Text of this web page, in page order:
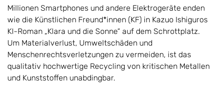
Millionen Smartphones und andere Elektrogeräte enden
wie die Künstlichen Freund*innen (KF) in Kazuo Ishiguros
KI-Roman „Klara und die Sonne“ auf dem Schrottplatz.
Um Materialverlust, Umweltschäden und
Menschenrechtsverletzungen zu vermeiden, ist das
qualitativ hochwertige Recycling von kritischen Metallen
und Kunststoffen unabdingbar.